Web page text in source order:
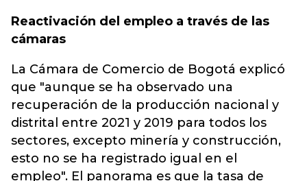
Reactivación del empleo a través de las
cámaras
La Cámara de Comercio de Bogotá explicó
que "aunque se ha observado una
recuperación de la producción nacional y
distrital entre 2021 y 2019 para todos los
sectores, excepto minería y construcción,
esto no se ha registrado igual en el
empleo". El panorama es que la tasa de